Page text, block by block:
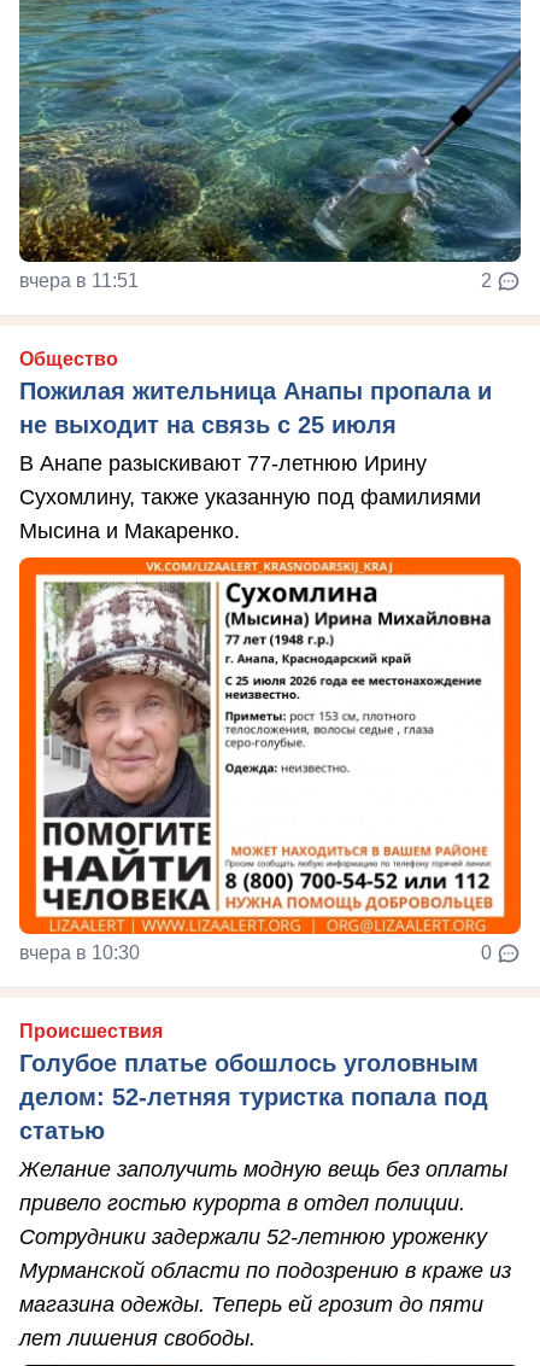
вчера в 11:51 2
Общество
Пожилая жительница Анапы пропала и
не выходит на связь с 25 июля
В Анапе разыскивают 77-летнюю Ирину
Сухомлину, также указанную под фамилиями
Мысина и Макаренко.
вчера в 10:30 0
Происшествия
Голубое платье обошлось уголовным
делом: 52-летняя туристка попала под
статью
Желание заполучить модную вещь без оплаты
привело гостью курорта в отдел полиции.
Сотрудники задержали 52-летнюю уроженку
Мурманской области по подозрению в краже из
магазина одежды. Теперь ей грозит до пяти
лет лишения свободы.